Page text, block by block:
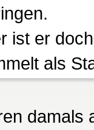
ist er
als
damals